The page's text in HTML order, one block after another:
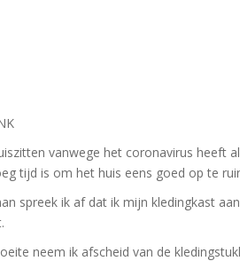
vanwege het coronavirus heeft
tijd is om het huis eens goed op te
spreek ik af dat ik mijn kledingkast
neem ik afscheid van de